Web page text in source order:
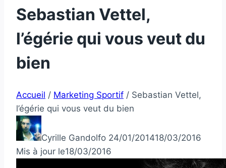
Sebastian Vettel,
l’égérie qui vous veut du
bien
Accueil / Marketing Sportif / Sebastian Vettel,
l’égérie qui vous veut du bien
Cyrille Gandolfo 24/01/201418/03/2016
Mis à jour le18/03/2016